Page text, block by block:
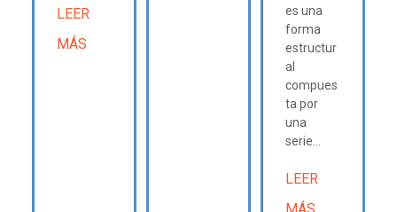
LEER
MÁS
es una
forma
estructur
al
compues
ta por
una
serie...
LEER
MÁS